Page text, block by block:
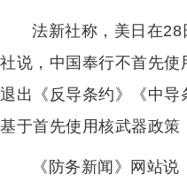
法新社称，美日在28
社说，中国奉行不首先
退出《反导条约》《中导
基于首先使用核武器政策
《防务新闻》网站